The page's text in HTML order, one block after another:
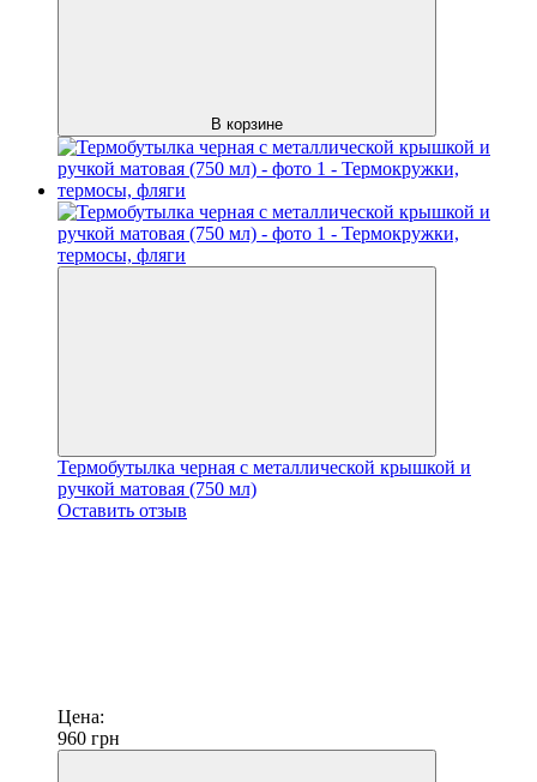
В корзине
Термобутылка черная с металлической крышкой и
ручкой матовая (750 мл)
Оставить отзыв
Цена:
960 грн